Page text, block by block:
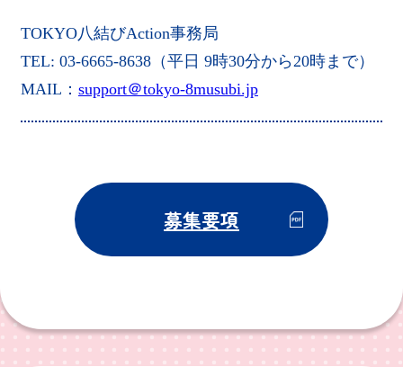
TOKYO八結びAction事務局
TEL: 03-6665-8638（平日 9時30分から20時まで）
MAIL： support＠tokyo-8musubi.jp
募集要項